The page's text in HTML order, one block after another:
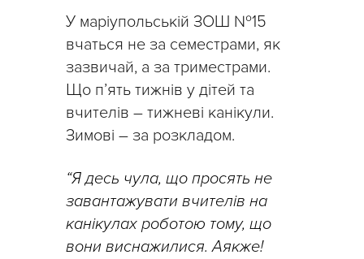
У маріупольській ЗОШ №15
вчаться не за семестрами, як
зазвичай, а за триместрами.
Що п’ять тижнів у дітей та
вчителів – тижневі канікули.
Зимові – за розкладом.
“Я десь чула, що просять не
завантажувати вчителів на
канікулах роботою тому, що
вони виснажилися. Аякже!